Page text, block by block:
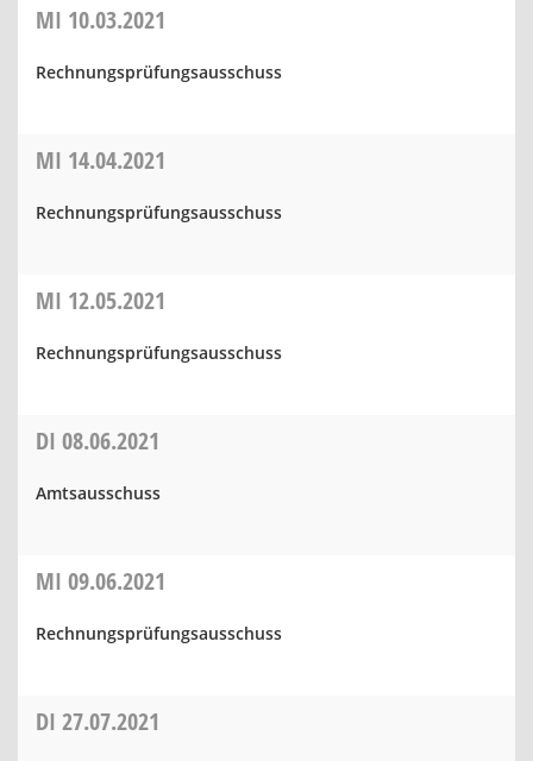
MI 10.03.2021
Rechnungsprüfungsausschuss
MI 14.04.2021
Rechnungsprüfungsausschuss
MI 12.05.2021
Rechnungsprüfungsausschuss
DI 08.06.2021
Amtsausschuss
MI 09.06.2021
Rechnungsprüfungsausschuss
DI 27.07.2021